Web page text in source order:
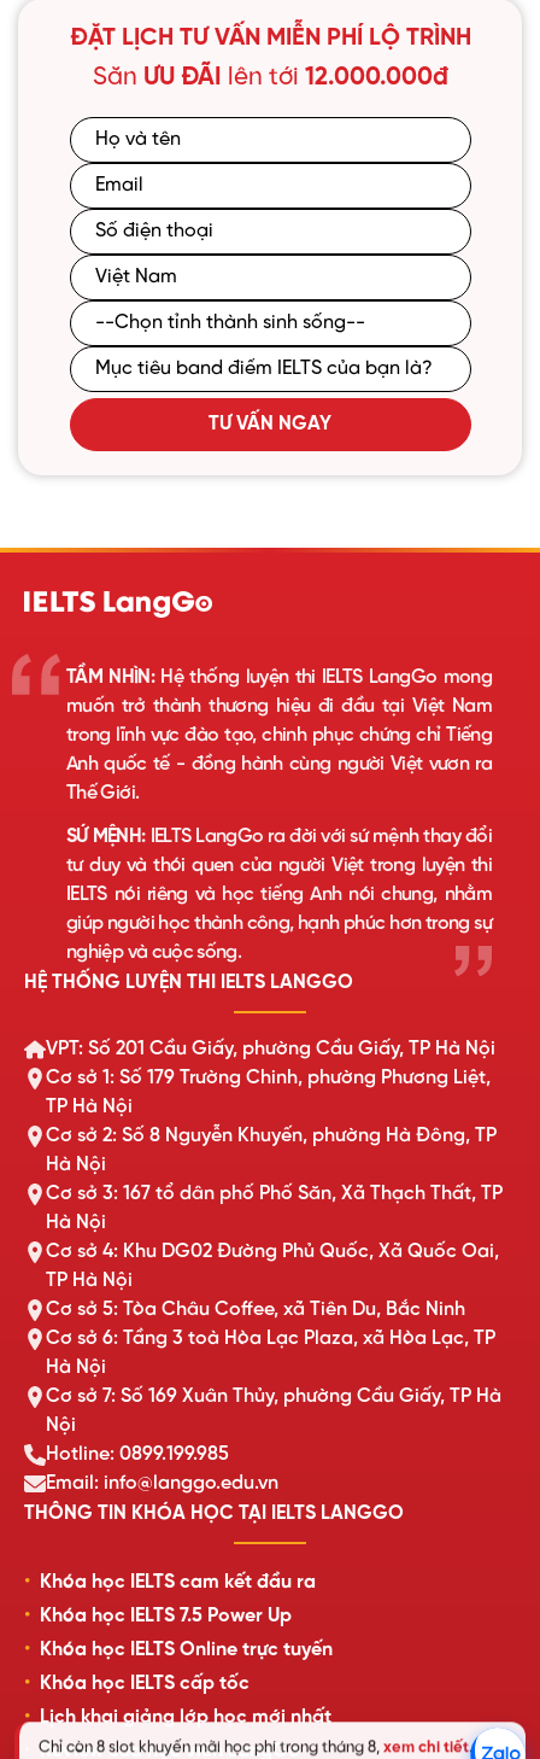
ĐẶT LỊCH TƯ VẤN MIỄN PHÍ LỘ TRÌNH
Săn ƯU ĐÃI lên tới 12.000.000đ
TƯ VẤN NGAY
Chỉ còn 8 slot khuyến mãi học phí trong tháng 8, xem chi tiết.
TẦM NHÌN:Hệ thống luyện thi IELTS LangGo mong
muốn trở thành thương hiệu đi đầu tại Việt Nam
trong lĩnh vực đào tạo, chinh phục chứng chỉ Tiếng
Anh quốc tế - đồng hành cùng người Việt vươn ra
Thế Giới.
SỨ MỆNH:IELTS LangGo ra đời với sứ mệnh thay đổi
tư duy và thói quen của người Việt trong luyện thi
IELTS nói riêng và học tiếng Anh nói chung, nhằm
giúp người học thành công, hạnh phúc hơn trong sự
nghiệp và cuộc sống.
HỆ THỐNG LUYỆN THI IELTS LANGGO
VPT: Số 201 Cầu Giấy, phường Cầu Giấy, TP Hà Nội
Cơ sở 1: Số 179 Trường Chinh, phường Phương Liệt,
TP Hà Nội
Cơ sở 2: Số 8 Nguyễn Khuyến, phường Hà Đông, TP
Hà Nội
Cơ sở 3: 167 tổ dân phố Phố Săn, Xã Thạch Thất, TP
Hà Nội
Cơ sở 4: Khu DG02 Đường Phủ Quốc, Xã Quốc Oai,
TP Hà Nội
Cơ sở 5: Tòa Châu Coffee, xã Tiên Du, Bắc Ninh
Cơ sở 6: Tầng 3 toà Hòa Lạc Plaza, xã Hòa Lạc, TP
Hà Nội
Cơ sở 7: Số 169 Xuân Thủy, phường Cầu Giấy, TP Hà
Nội
Hotline: 0899.199.985
Email: info@langgo.edu.vn
THÔNG TIN KHÓA HỌC TẠI IELTS LANGGO
Khóa học IELTS cam kết đầu ra
Khóa học IELTS 7.5 Power Up
Khóa học IELTS Online trực tuyến
Khóa học IELTS cấp tốc
Lịch khai giảng lớp học mới nhất
Review của học viên LangGo